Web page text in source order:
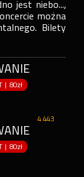
jest niebo...,
można
Bilety
|80zł
4 443
|80zł